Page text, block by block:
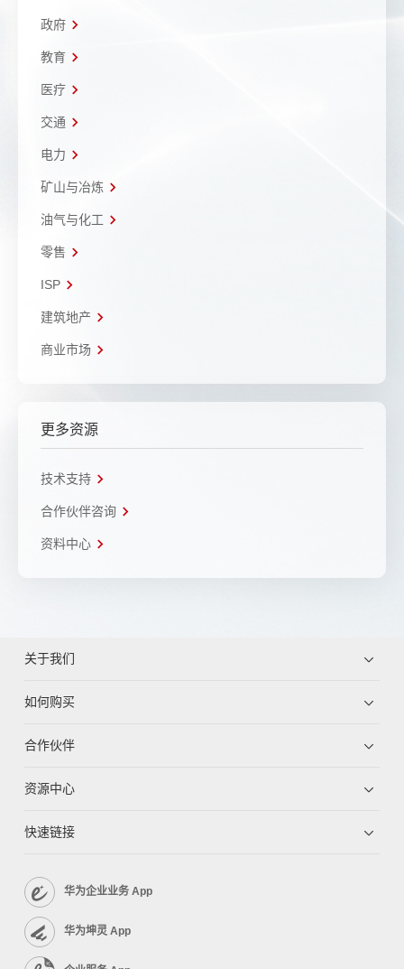
政府
教育
医疗
交通
电力
矿山与冶炼
油气与化工
零售
ISP
建筑地产
商业市场
更多资源
技术支持
合作伙伴咨询
资料中心
关于我们
如何购买
合作伙伴
资源中心
快速链接
华为企业业务 App
华为坤灵 App